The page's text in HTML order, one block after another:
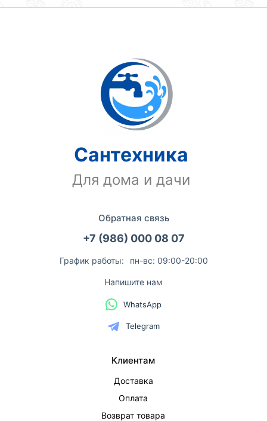
Сантехника
Для дома и дачи
Обратная связь
+7 (986) 000 08 07
График работы: пн-вс: 09:00-20:00
Напишите нам
WhatsApp
Telegram
Клиентам
Доставка
Оплата
Возврат товара